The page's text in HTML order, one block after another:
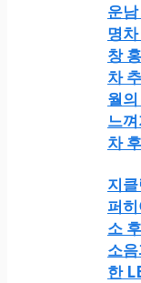
운
명
창
차
월
느
차
지
퍼
소
소
한